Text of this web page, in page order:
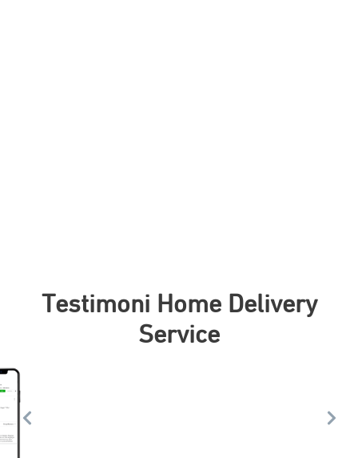
Testimoni Home Delivery
Service